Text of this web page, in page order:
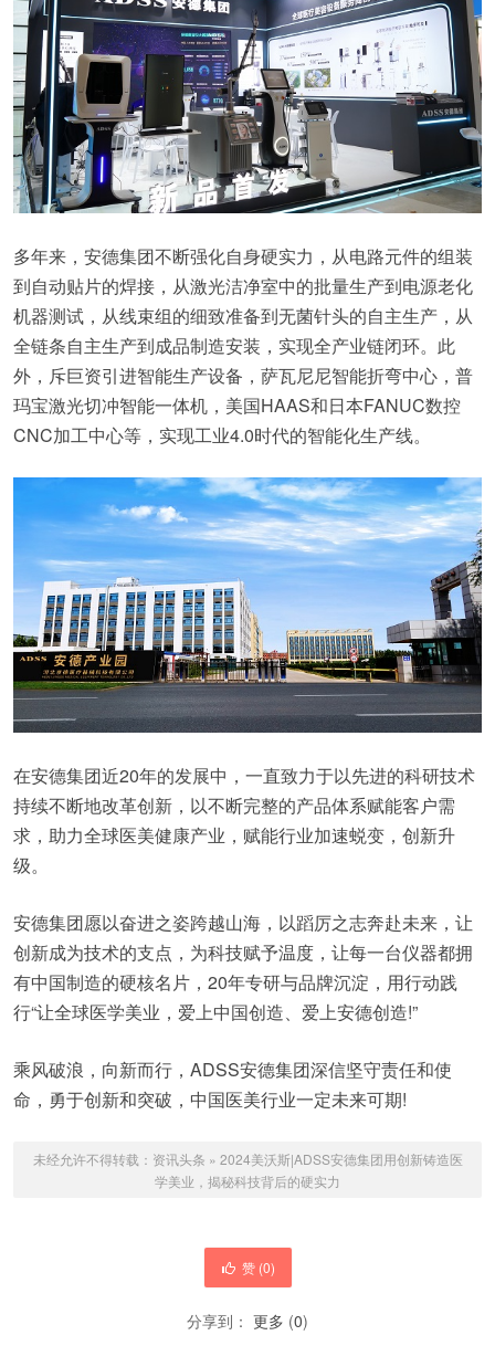
多年来，安德集团不断强化自身硬实力，从电路元件的组装
到自动贴片的焊接，从激光洁净室中的批量生产到电源老化
机器测试，从线束组的细致准备到无菌针头的自主生产，从
全链条自主生产到成品制造安装，实现全产业链闭环。此
外，斥巨资引进智能生产设备，萨瓦尼尼智能折弯中心，普
玛宝激光切冲智能一体机，美国HAAS和日本FANUC数控
CNC加工中心等，实现工业4.0时代的智能化生产线。
在安德集团近20年的发展中，一直致力于以先进的科研技术
持续不断地改革创新，以不断完整的产品体系赋能客户需
求，助力全球医美健康产业，赋能行业加速蜕变，创新升
级。
安德集团愿以奋进之姿跨越山海，以蹈厉之志奔赴未来，让
创新成为技术的支点，为科技赋予温度，让每一台仪器都拥
有中国制造的硬核名片，20年专研与品牌沉淀，用行动践
行“让全球医学美业，爱上中国创造、爱上安德创造!”
乘风破浪，向新而行，ADSS安德集团深信坚守责任和使
命，勇于创新和突破，中国医美行业一定未来可期!
未经允许不得转载： 资讯头条 » 2024美沃斯|ADSS安德集团用创新铸造医
学美业，揭秘科技背后的硬实力
赞 (0)
分享到： 更多 (0)